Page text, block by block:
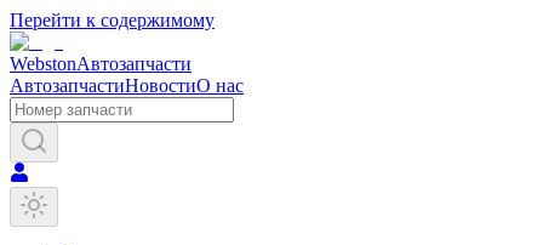
Перейти к содержимому
WebstonАвтозапчасти
АвтозапчастиНовостиО нас